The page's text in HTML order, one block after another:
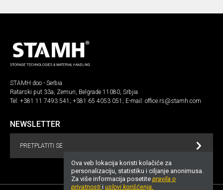
STAMH doo - Serbia
Ratarski put 33a, Zemun, Belgrade 11080, Srbjia
Tel: +381 11 7493 541 ; +381 65 4053 051 ; E-mail: office.rs@stamh.com
NEWSLETTER
PRETPLATITI SE
Ova veb lokacija koristi kolačiće za
personalizaciju, statistiku i ciljanje anonimusa.
Za više informacija posetite pravila o
privatnosti i uslovi korišćenja.